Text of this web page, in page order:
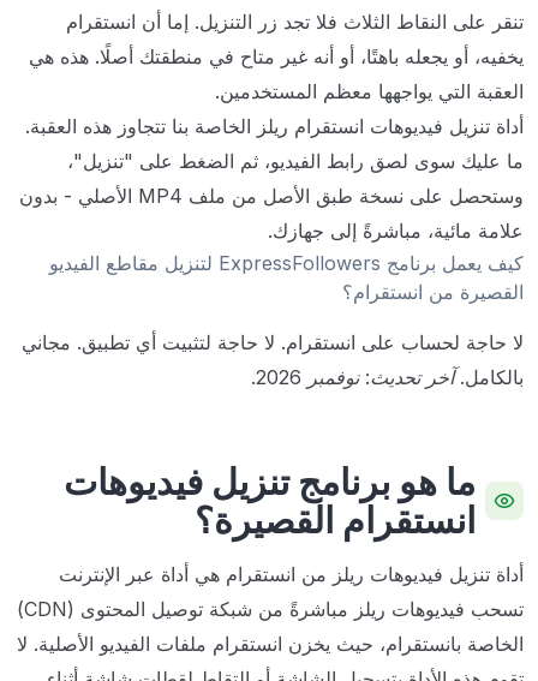
تنقر على النقاط الثلاث فلا تجد زر التنزيل. إما أن انستقرام
يخفيه، أو يجعله باهتًا، أو أنه غير متاح في منطقتك أصلًا. هذه هي
العقبة التي يواجهها معظم المستخدمين.
أداة تنزيل فيديوهات انستقرام ريلز الخاصة بنا تتجاوز هذه العقبة.
ما عليك سوى لصق رابط الفيديو، ثم الضغط على "تنزيل"،
وستحصل على نسخة طبق الأصل من ملف MP4 الأصلي - بدون
علامة مائية، مباشرةً إلى جهازك.
كيف يعمل برنامج ExpressFollowers لتنزيل مقاطع الفيديو
القصيرة من انستقرام؟
لا حاجة لحساب على انستقرام. لا حاجة لتثبيت أي تطبيق. مجاني
بالكامل.آخر تحديث: نوفمبر 2026.
ما هو برنامج تنزيل فيديوهات
انستقرام القصيرة؟
أداة تنزيل فيديوهات ريلز من انستقرام هي أداة عبر الإنترنت
تسحب فيديوهات ريلز مباشرةً من شبكة توصيل المحتوى (CDN)
الخاصة بانستقرام، حيث يخزن انستقرام ملفات الفيديو الأصلية. لا